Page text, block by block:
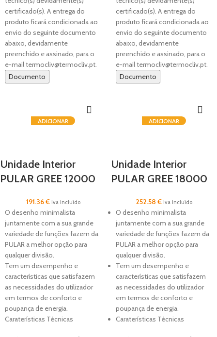
certificado(s). A entrega do
produto ficará condicionada ao
envio do seguinte documento
abaixo, devidamente
preenchido e assinado, para o
e-mail termocliv@termocliv.pt.
Documento
ADICIONAR
certificado(s). A entrega do
produto ficará condicionada ao
envio do seguinte documento
abaixo, devidamente
preenchido e assinado, para o
e-mail termocliv@termocliv.pt.
Documento
ADICIONAR
Unidade Interior
PULAR GREE 12000
191.36€ Iva incluído
O desenho minimalista
juntamente com a sua grande
variedade de funções fazem da
PULAR a melhor opção para
qualquer divisão.
Tem um desempenho e
características que satisfazem
as necessidades do utilizador
em termos de conforto e
poupança de energia.
Caraterísticas Técnicas
Unidade Interior
PULAR GREE 18000
252.58€ Iva incluído
O desenho minimalista
juntamente com a sua grande
variedade de funções fazem da
PULAR a melhor opção para
qualquer divisão.
Tem um desempenho e
características que satisfazem
as necessidades do utilizador
em termos de conforto e
poupança de energia.
Caraterísticas Técnicas